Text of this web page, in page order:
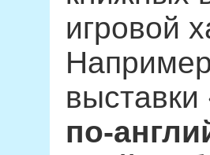
игровой
выставки
по-